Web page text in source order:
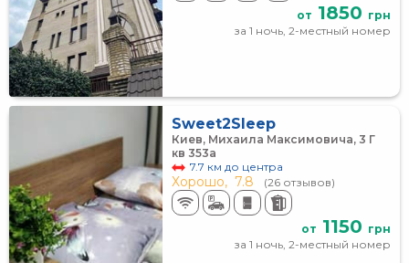
от 1850 грн
за 1 ночь, 2-местный номер
Sweet2Sleep
Киев, Михаила Максимовича, 3 Г
кв 353a
7.7 км до центра
Хорошо, 7.8 (26 отзывов)
от 1150 грн
за 1 ночь, 2-местный номер